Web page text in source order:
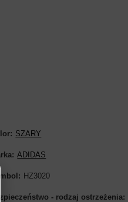
SZARY
ADIDAS
HZ3020
- rodzaj ostrzeżenia